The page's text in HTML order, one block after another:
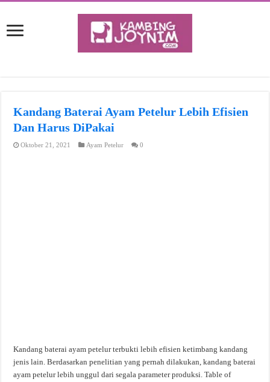
Kandang Baterai Ayam Petelur Lebih Efisien
Dan Harus DiPakai
Oktober 21, 2021 Ayam Petelur 0
Kandang baterai ayam petelur terbukti lebih efisien ketimbang kandang
jenis lain. Berdasarkan penelitian yang pernah dilakukan, kandang baterai
ayam petelur lebih unggul dari segala parameter produksi. Table of